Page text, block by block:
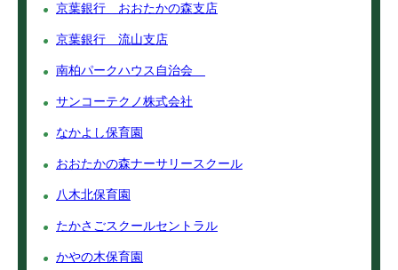
京葉銀行 おおたかの森支店
京葉銀行 流山支店
南柏パークハウス自治会
サンコーテクノ株式会社
なかよし保育園
おおたかの森ナーサリースクール
八木北保育園
たかさごスクールセントラル
かやの木保育園